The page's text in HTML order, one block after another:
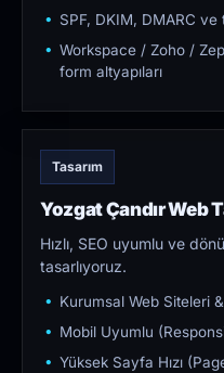
SPF, DKIM, DMARC
Workspace / Zoho /
form altyapıları
Tasarım
Yozgat Çandır Web
Hızlı, SEO uyumlu ve
tasarlıyoruz.
Kurumsal Web Siteleri
Mobil Uyumlu
Yüksek Sayfa Hızı